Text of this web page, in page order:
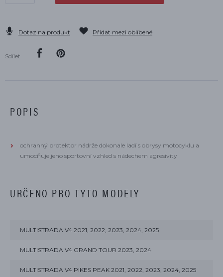
Dotaz na produkt Přidat mezi oblíbené
Sdílet
POPIS
ochranný protektor nádrže dokonale ladí s obrysy motocyklu a
umocňuje jeho sportovní vzhled s nádechem agresivity
URČENO PRO TYTO MODELY
MULTISTRADA V4 2021, 2022, 2023, 2024, 2025
MULTISTRADA V4 GRAND TOUR 2023, 2024
MULTISTRADA V4 PIKES PEAK 2021, 2022, 2023, 2024, 2025